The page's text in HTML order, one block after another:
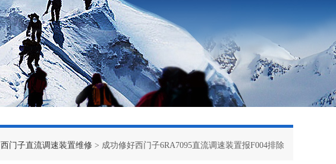
西门子直流调速装置维修 > 成功修好西门子6RA7095直流调速装置报F004排除